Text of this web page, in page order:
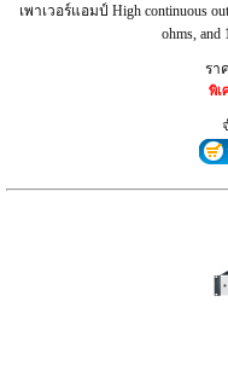
เพาเวอร์แอมป์ High continuous
ohms, and
รา
พิเ